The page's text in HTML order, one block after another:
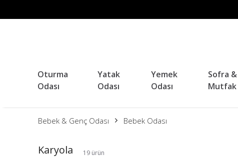
Oturma
Odası
Yatak
Odası
Yemek
Odası
Sofra &
Mutfak
Bebek & Genç Odası Bebek Odası
Karyola 19 ürün